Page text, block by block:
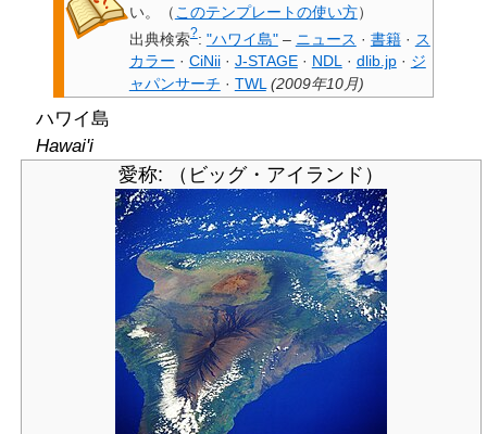
い。
（ このテンプレートの使い方）
出典検索?: "ハワイ島"– ニュース · 書籍 · ス
カラー · CiNii · J-STAGE · NDL · dlib.jp · ジ
ャパンサーチ · TWL (2009年10月)
ハワイ島
Hawai'i
愛称: （ビッグ・アイランド）